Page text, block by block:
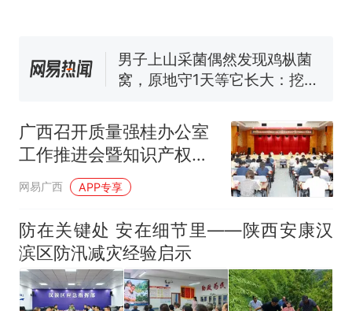
140多朵
美国渔民钓获鲨鱼徒手将其拽
回大海 目击者直呼震惊 （视频
官方通报
热
那个在床头放菜刀的女孩，
因老师一句“跟我回家”改写了
人生
广西召开质量强桂办公室
工作推进会暨知识产权厅
际联席工作会议
网易广西 APP专享
防在关键处 安在细节里——陕西安康汉
滨区防汛减灾经验启示